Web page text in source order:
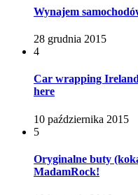
Wynajem
28 grudnia 2015
4
Car wrapping
here
10 października 2015
5
Oryginalne buty
MadamRock!